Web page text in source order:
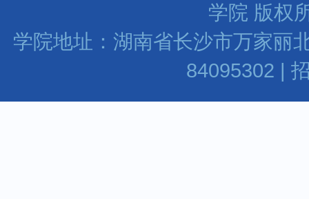
学院 版权
学院地址：湖南省长沙市万家丽
84095302 |